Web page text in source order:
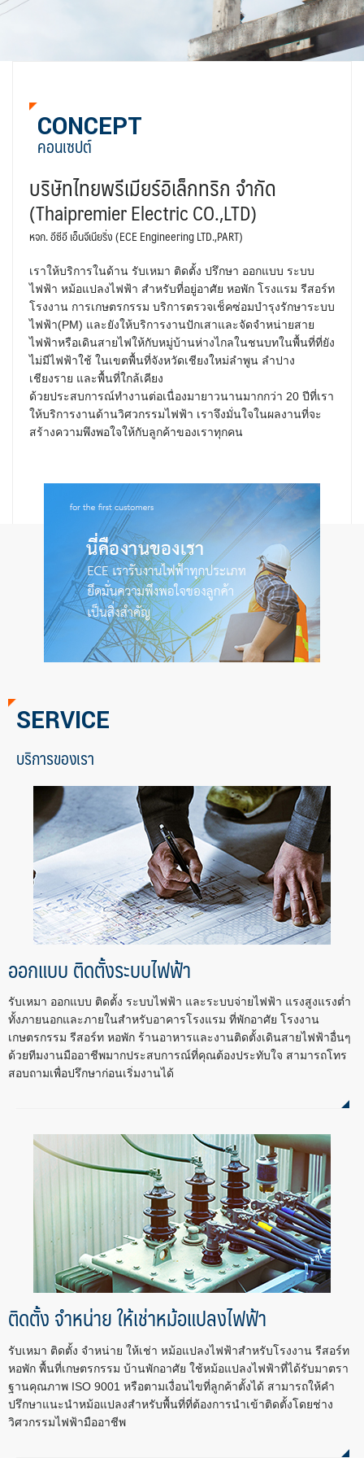
CONCEPT
คอนเซปต์
บริษัทไทยพรีเมียร์อิเล็กทริก จำกัด
(Thaipremier Electric CO.,LTD)
หจก. อีซีอี เอ็นจีเนียริ่ง (ECE Engineering LTD.,PART)
เราให้บริการในด้าน รับเหมา ติดตั้ง ปรึกษา ออกแบบ ระบบ
ไฟฟ้า หม้อแปลงไฟฟ้า สำหรับที่อยู่อาศัย หอพัก โรงแรม รีสอร์ท
โรงงาน การเกษตรกรรม บริการตรวจเช็คซ่อมบำรุงรักษาระบบ
ไฟฟ้า(PM) และยังให้บริการงานปักเสาและจัดจำหน่ายสาย
ไฟฟ้าหรือเดินสายไฟให้กับหมู่บ้านห่างไกลในชนบทในพื้นที่ที่ยัง
ไม่มีไฟฟ้าใช้ ในเขตพื้นที่จังหวัดเชียงใหม่ลำพูน ลำปาง
เชียงราย และพื้นที่ใกล้เคียง
ด้วยประสบการณ์ทำงานต่อเนื่องมายาวนานมากกว่า 20 ปีที่เรา
ให้บริการงานด้านวิศวกรรมไฟฟ้า เราจึงมั่นใจในผลงานที่จะ
สร้างความพึงพอใจให้กับลูกค้าของเราทุกคน
SERVICE
บริการของเรา
ออกแบบ ติดตั้งระบบไฟฟ้า
รับเหมา ออกแบบ ติดตั้ง ระบบไฟฟ้า และระบบจ่ายไฟฟ้า แรงสูงแรงต่ำ
ทั้งภายนอกและภายในสำหรับอาคารโรงแรม ที่พักอาศัย โรงงาน
เกษตรกรรม รีสอร์ท หอพัก ร้านอาหารและงานติดตั้งเดินสายไฟฟ้าอื่นๆ
ด้วยทีมงานมืออาชีพมากประสบการณ์ที่คุณต้องประทับใจ สามารถโทร
สอบถามเพื่อปรึกษาก่อนเริ่มงานได้
ติดตั้ง จำหน่าย ให้เช่าหม้อแปลงไฟฟ้า
รับเหมา ติดตั้ง จำหน่าย ให้เช่า หม้อแปลงไฟฟ้าสำหรับโรงงาน รีสอร์ท
หอพัก พื้นที่เกษตรกรรม บ้านพักอาศัย ใช้หม้อแปลงไฟฟ้าที่ได้รับมาตรา
ฐานคุณภาพ ISO 9001 หรือตามเงื่อนไขที่ลูกค้าตั้งได้ สามารถให้คำ
ปรึกษาแนะนำหม้อแปลงสำหรับพื้นที่ที่ต้องการนำเข้าติดตั้งโดยช่าง
วิศวกรรมไฟฟ้ามืออาชีพ